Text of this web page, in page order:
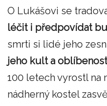
O Lukášovi se
léčit i předpovídat
smrti si lidé jeho
jeho kult a
100 letech vyrostl na
nádherný kostel